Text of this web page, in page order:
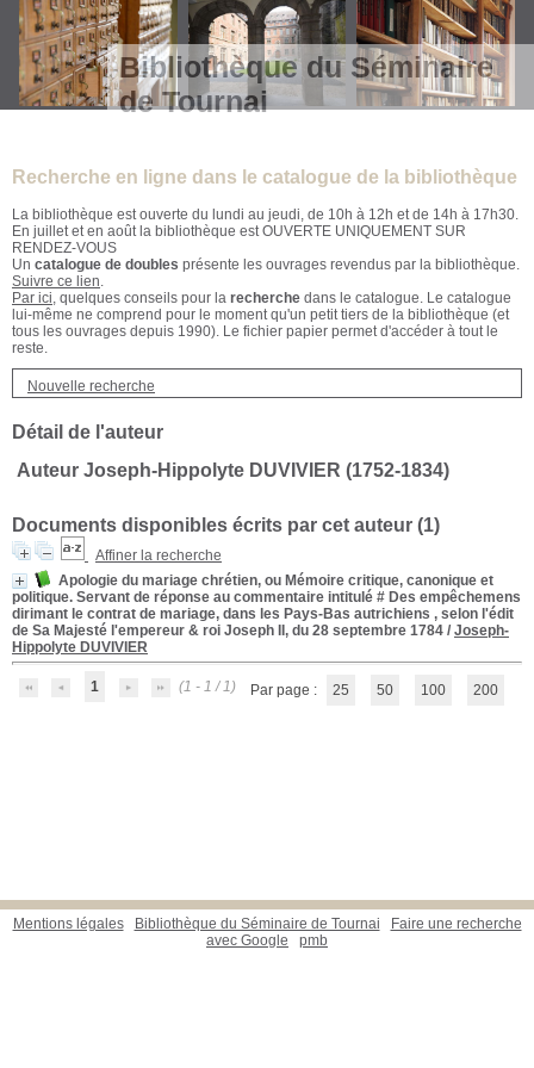
Bibliothèque du Séminaire
de Tournai
Recherche en ligne dans le catalogue de la bibliothèque
La bibliothèque est ouverte du lundi au jeudi, de 10h à 12h et de 14h à 17h30.
En juillet et en août la bibliothèque est OUVERTE UNIQUEMENT SUR
RENDEZ-VOUS
Un catalogue de doubles présente les ouvrages revendus par la bibliothèque.
Suivre ce lien.
Par ici, quelques conseils pour la recherche dans le catalogue. Le catalogue
lui-même ne comprend pour le moment qu'un petit tiers de la bibliothèque (et
tous les ouvrages depuis 1990). Le fichier papier permet d'accéder à tout le
reste.
Nouvelle recherche
Détail de l'auteur
Auteur Joseph-Hippolyte DUVIVIER (1752-1834)
Documents disponibles écrits par cet auteur (1)
Affiner la recherche
Apologie du mariage chrétien, ou Mémoire critique, canonique et
politique. Servant de réponse au commentaire intitulé # Des empêchemens
dirimant le contrat de mariage, dans les Pays-Bas autrichiens , selon l'édit
de Sa Majesté l'empereur & roi Joseph II, du 28 septembre 1784 / Joseph-
Hippolyte DUVIVIER
1 (1 - 1 / 1) Par page : 25 50 100 200
Mentions légales Bibliothèque du Séminaire de Tournai
Faire une recherche
avec Google
pmb